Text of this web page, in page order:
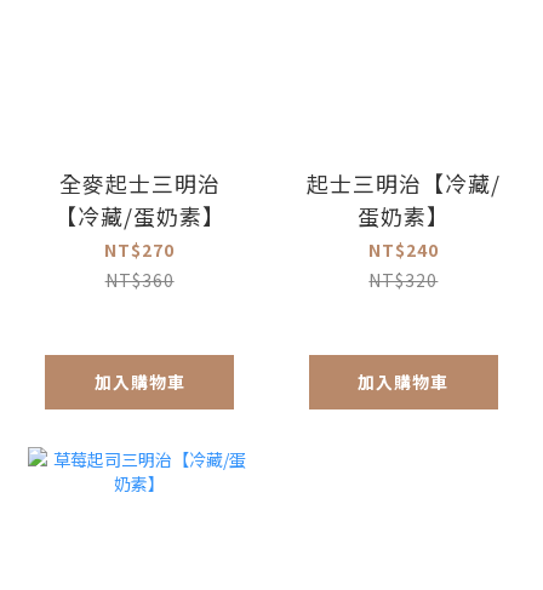
全麥起士三明治
【冷藏/蛋奶素】
NT$270
NT$360
加入購物車
起士三明治【冷藏/
蛋奶素】
NT$240
NT$320
加入購物車